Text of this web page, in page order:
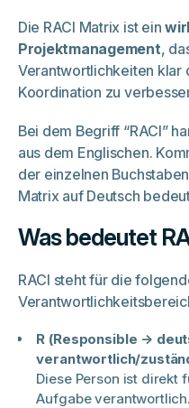
Die RACI Matrix ist ein
Projektmanagement,
Verantwortlichkeiten klar
Koordination zu
Bei dem Begriff “RACI”
aus dem Englischen.
der einzelnen
Matrix auf Deutsch
Was bedeutet
RACI steht für die
R (Responsible →
verantwortlich/
Diese Person ist direkt
Aufgabe